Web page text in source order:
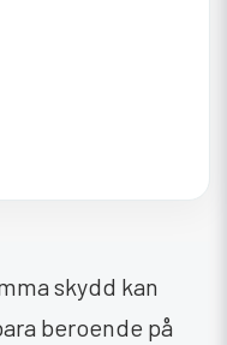
skydd kan
beroende på